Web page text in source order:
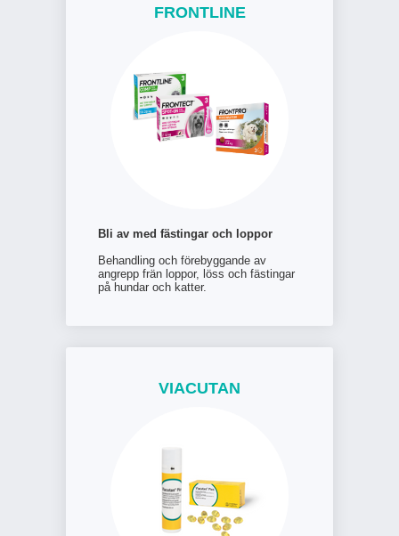
FRONTLINE
Bli av med fästingar och loppor
Behandling och förebyggande av
angrepp frän loppor, löss och fästingar
på hundar och katter.
VIACUTAN